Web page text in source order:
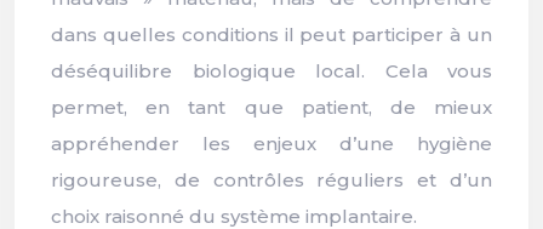
dans quelles conditions il peut participer à un
déséquilibre biologique local. Cela vous
permet, en tant que patient, de mieux
appréhender les enjeux d’une hygiène
rigoureuse, de contrôles réguliers et d’un
choix raisonné du système implantaire.